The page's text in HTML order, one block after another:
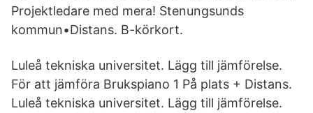
Projektledare med mera! Stenungsunds
kommun•Distans. B-körkort.
Luleå tekniska universitet. Lägg till jämförelse.
För att jämföra Brukspiano 1 På plats + Distans.
Luleå tekniska universitet. Lägg till jämförelse.